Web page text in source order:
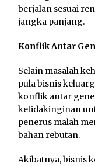
berjalan sesuai
jangka panjang.
Konflik Antar
Selain masalah
pula bisnis
konflik antar
ketidakinginan
penerus malah
bahan rebutan.
Akibatnya, bisnis